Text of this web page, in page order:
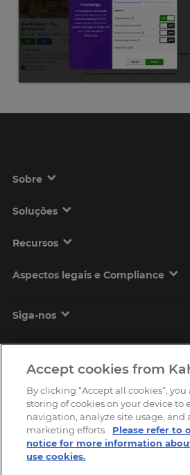
Sobre
Soluções
Recursos
Aspectos legais e Compliance
Siga-nos
Copyright © 2026, Kahoot! All Rights
Accept cookies from
By clicking “Accept all cookies”,
storing of cookies on your device to
navigation, analyze site usage, and
marketing efforts.
Please refer to
notice for more information
use cookies.